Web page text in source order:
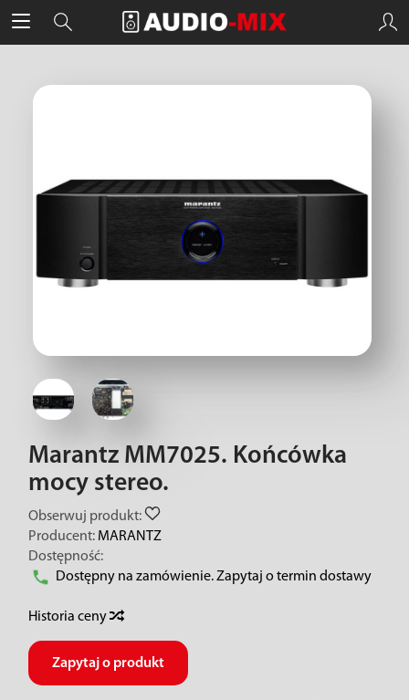
Marantz MM7025. Końcówka
mocy stereo.
Obserwuj produkt:
Producent: MARANTZ
Dostępność:
Dostępny na zamówienie. Zapytaj o termin dostawy
Historia ceny
Zapytaj o produkt